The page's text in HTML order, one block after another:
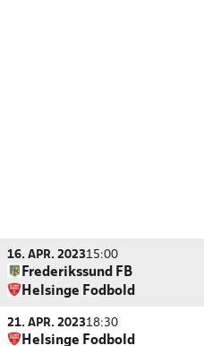
16. APR. 202315:00
Frederikssund FB
Helsinge Fodbold
21. APR. 202318:30
Helsinge Fodbold